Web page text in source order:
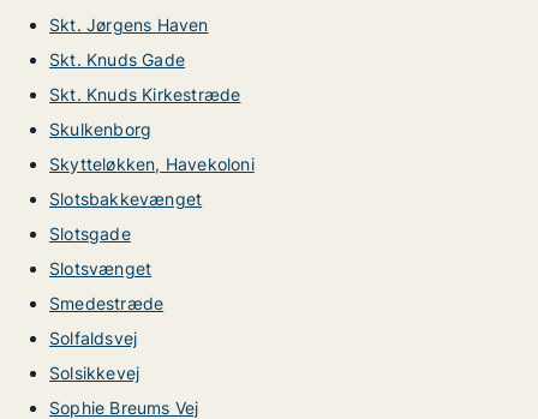
Skt. Jørgens Haven
Skt. Knuds Gade
Skt. Knuds Kirkestræde
Skulkenborg
Skytteløkken, Havekoloni
Slotsbakkevænget
Slotsgade
Slotsvænget
Smedestræde
Solfaldsvej
Solsikkevej
Sophie Breums Vej